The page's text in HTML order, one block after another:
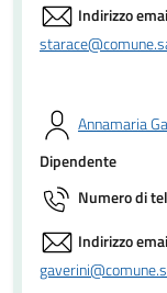
Indirizzo
Annamaria
Dipendente
Numero di
Indirizzo